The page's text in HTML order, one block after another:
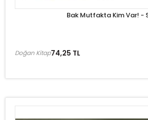
Bak Mutfakta Kim Var! -
74,25 TL
Doğan Kitap